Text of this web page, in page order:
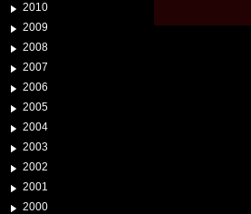
2010
2009
2008
2007
2006
2005
2004
2003
2002
2001
2000